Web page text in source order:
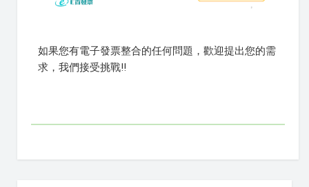
如果您有電子發票整合的任何問題，歡迎提出您的需
求，我們接受挑戰!!